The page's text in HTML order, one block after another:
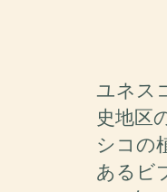
ユネス
史地区
シコの
あるビ